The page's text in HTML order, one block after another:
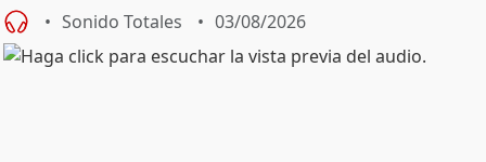
Sonido Totales 03/08/2026